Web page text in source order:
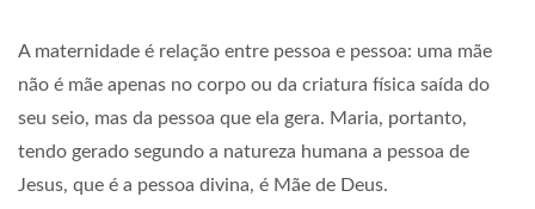
A maternidade é relação entre pessoa e pessoa: uma mãe
não é mãe apenas no corpo ou da criatura física saída do
seu seio, mas da pessoa que ela gera. Maria, portanto,
tendo gerado segundo a natureza humana a pessoa de
Jesus, que é a pessoa divina, é Mãe de Deus.